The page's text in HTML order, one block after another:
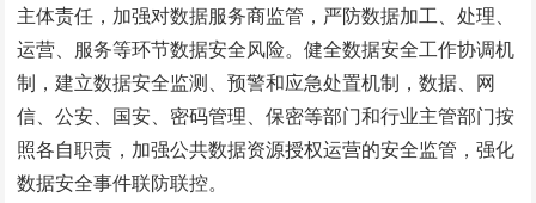
主体责任，加强对数据服务商监管，严防数据加工、处理、
运营、服务等环节数据安全风险。健全数据安全工作协调机
制，建立数据安全监测、预警和应急处置机制，数据、网
信、公安、国安、密码管理、保密等部门和行业主管部门按
照各自职责，加强公共数据资源授权运营的安全监管，强化
数据安全事件联防联控。